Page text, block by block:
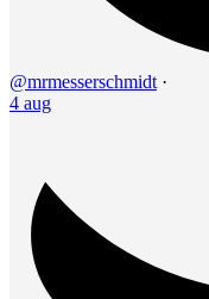
@mrmesserschmidt ·
4 aug